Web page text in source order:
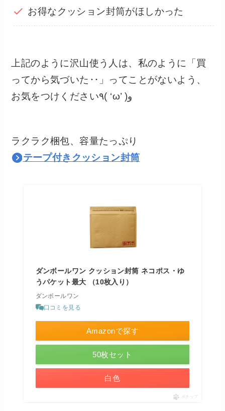
お得なクッション封筒がほしかった
上記のように沢山使う人は、私のように「買
ってから気づいた‥」ってことがないよう、
お気をつけください٩( ‘ω’ )و
ラクラク梱包、容量たっぷり
テープ付きクッション封筒
ダンボールワン クッション封筒 ネコポス・ゆ
うパケット最大 （10枚入り）
ダンボールワン
口コミを見る
Amazonで探す
50枚セット
白色
ポチップ